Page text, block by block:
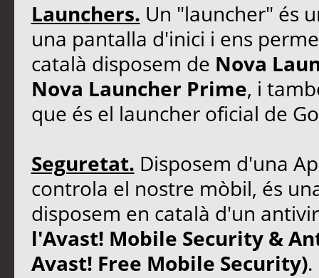
Launchers. Un "launcher" és
una pantalla d'inici i ens
català disposem de Nova
Nova Launcher Prime, i
que és el launcher oficial de
Seguretat. Disposem d'una
controla el nostre mòbil, és
disposem en català d'un
l'Avast! Mobile Security &
Avast! Free Mobile Security).